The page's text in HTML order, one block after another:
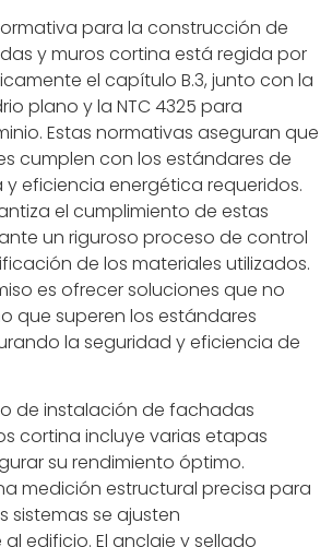
para la construcción de
y muros cortina está regida por
el capítulo B.3, junto con la
plano y la NTC 4325 para
Estas normativas aseguran que
cumplen con los estándares de
y eficiencia energética requeridos.
el cumplimiento de estas
un riguroso proceso de control
de los materiales utilizados.
es ofrecer soluciones que no
que superen los estándares
la seguridad y eficiencia de
de instalación de fachadas
cortina incluye varias etapas
su rendimiento óptimo.
medición estructural precisa para
sistemas se ajusten
edificio. El anclaje y sellado